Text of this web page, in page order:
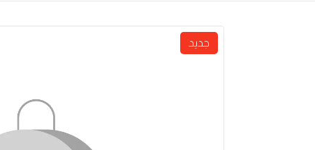
جديد